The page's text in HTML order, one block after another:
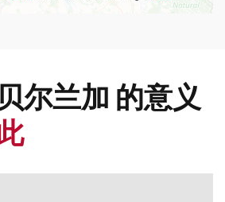
尔兰加 的意义